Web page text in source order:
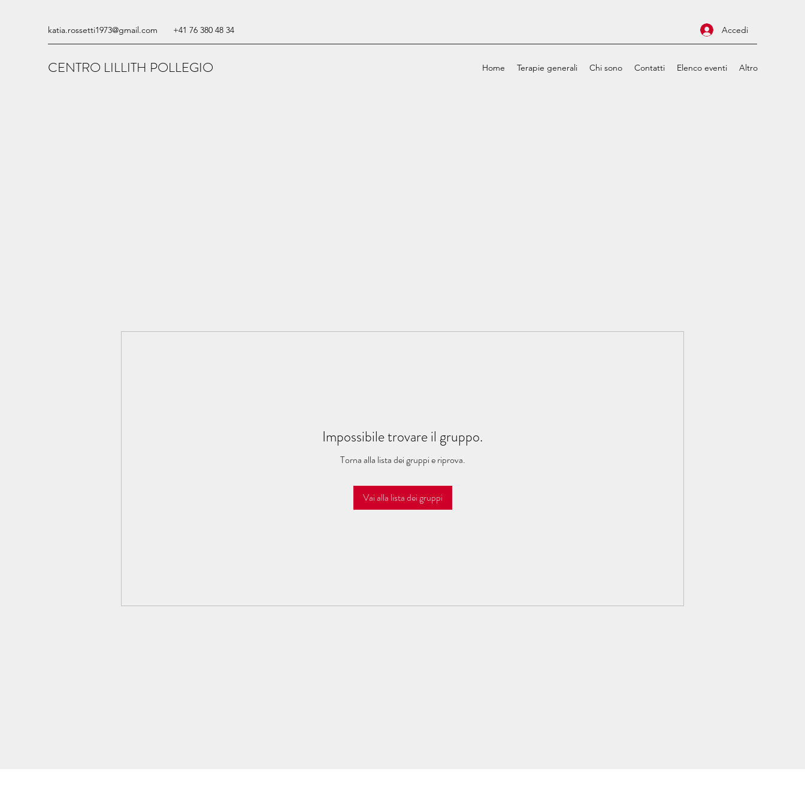
katia.rossetti1973@gmail.com +41 76 380 48 34 Accedi
CENTRO LILLITH POLLEGIO Home Terapie generali Chi sono Contatti Elenco eventi Altro
Impossibile trovare il gruppo.
Torna alla lista dei gruppi e riprova.
Vai alla lista dei gruppi